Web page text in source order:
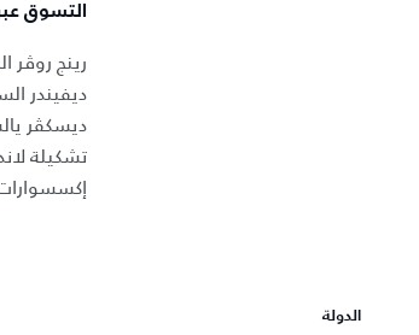
التسوق
رينج روڤر
ديفيندر
ديسكڤر
تشكيلة
الدولة